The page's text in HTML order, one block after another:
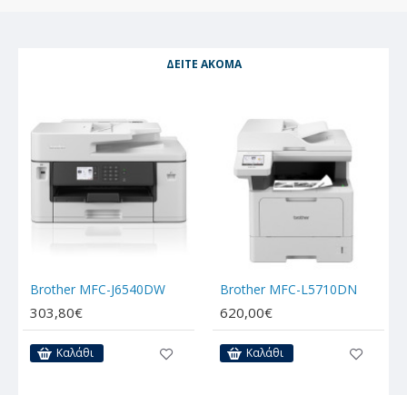
ΔΕΊΤΕ ΑΚΌΜΑ
Brother MFC-J6540DW
303,80€
Καλάθι
Brother MFC-L5710DN
620,00€
Καλάθι